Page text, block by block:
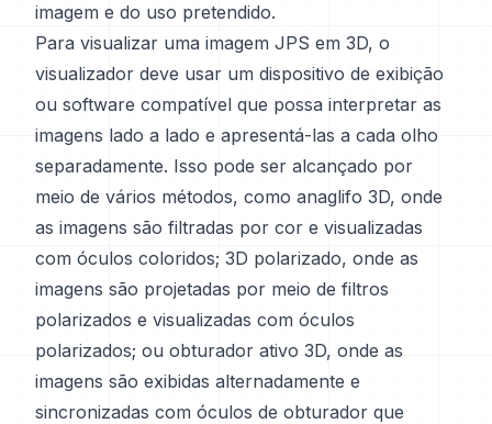
imagem e do uso pretendido.
Para visualizar uma imagem JPS em 3D, o
visualizador deve usar um dispositivo de exibição
ou software compatível que possa interpretar as
imagens lado a lado e apresentá-las a cada olho
separadamente. Isso pode ser alcançado por
meio de vários métodos, como anaglifo 3D, onde
as imagens são filtradas por cor e visualizadas
com óculos coloridos; 3D polarizado, onde as
imagens são projetadas por meio de filtros
polarizados e visualizadas com óculos
polarizados; ou obturador ativo 3D, onde as
imagens são exibidas alternadamente e
sincronizadas com óculos de obturador que